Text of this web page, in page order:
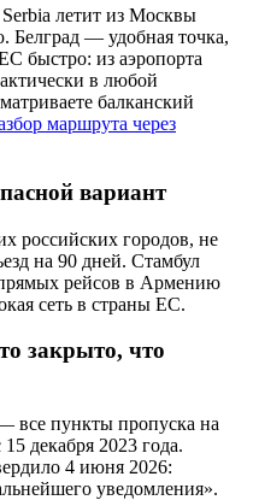
летит из Москвы
Белград — удобная точка,
быстро: из аэропорта
в любой
балканский
маршрута через
вариант
российских городов, не
на 90 дней. Стамбул
прямых рейсов в Армению
сеть в страны ЕС.
закрыто, что
все пункты пропуска на
декабря 2023 года.
4 июня 2026:
уведомления».